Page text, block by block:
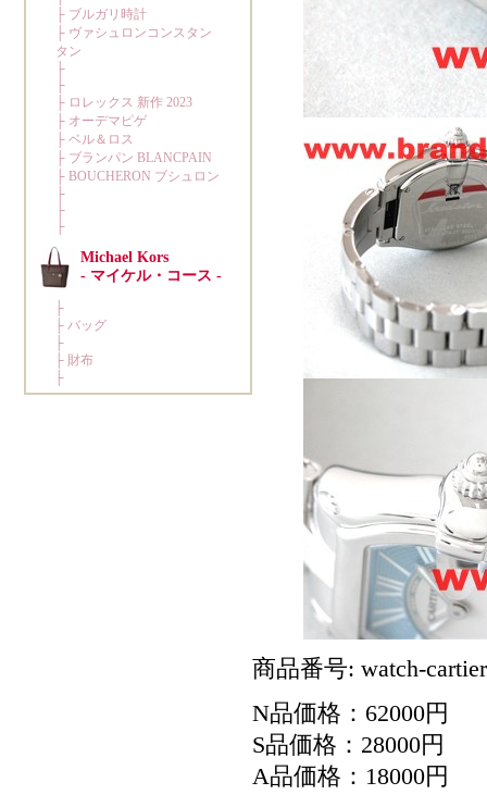
商品番号: watch-
N品価格：62000円
S品価格：28000円
A品価格：18000円